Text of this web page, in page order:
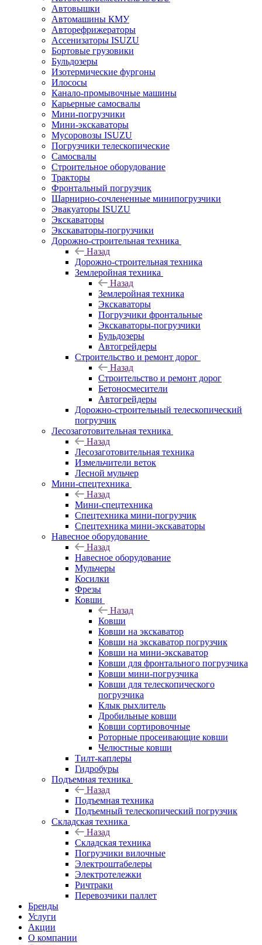
Автовышки
Автомашины КМУ
Авторефрижераторы
Ассенизаторы ISUZU
Бортовые грузовики
Бульдозеры
Изотермические фургоны
Илососы
Канало-промывочные машины
Карьерные самосвалы
Мини-погрузчики
Мини-экскаваторы
Мусоровозы ISUZU
Погрузчики телескопические
Самосвалы
Строительное оборудование
Тракторы
Фронтальный погрузчик
Шарнирно-сочлененные минипогрузчики
Эвакуаторы ISUZU
Экскаваторы
Экскаваторы-погрузчики
Дорожно-строительная техника
Назад
Дорожно-строительная техника
Землеройная техника
Назад
Землеройная техника
Экскаваторы
Погрузчики фронтальные
Экскаваторы-погрузчики
Бульдозеры
Автогрейдеры
Строительство и ремонт дорог
Назад
Строительство и ремонт дорог
Бетоносмесители
Автогрейдеры
Дорожно-строительный телескопический
погрузчик
Лесозаготовительная техника
Назад
Лесозаготовительная техника
Измельчители веток
Лесной мульчер
Мини-спецтехника
Назад
Мини-спецтехника
Спецтехника мини-погрузчик
Спецтехника мини-экскаваторы
Навесное оборудование
Назад
Навесное оборудование
Мульчеры
Косилки
Фрезы
Ковши
Назад
Ковши
Ковши на экскаватор
Ковши на экскаватор погрузчик
Ковши на мини-экскаватор
Ковши для фронтального погрузчика
Ковши мини-погрузчика
Ковши для телескопического
погрузчика
Клык рыхлитель
Дробильные ковши
Ковши сортировочные
Роторные просеивающие ковши
Челюстные ковши
Тилт-каплеры
Гидробуры
Подъемная техника
Назад
Подъемная техника
Подъемный телескопический погрузчик
Складская техника
Назад
Складская техника
Погрузчики вилочные
Электроштабелеры
Электротележки
Ричтраки
Перевозчики паллет
Бренды
Услуги
Акции
О компании